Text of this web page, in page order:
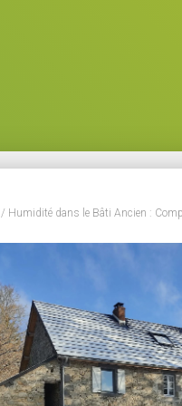
/ Humidité dans le Bâti Ancien :